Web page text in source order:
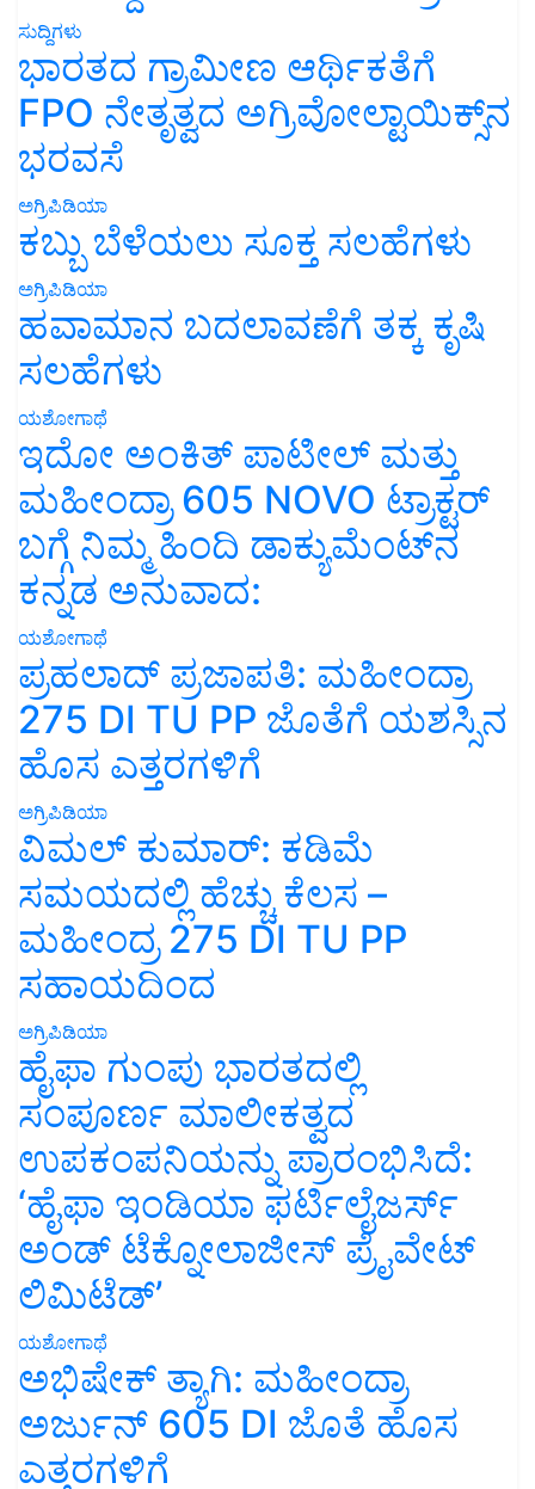
ಸುದ್ದಿಗಳು
ಭಾರತದ ಗ್ರಾಮೀಣ ಆರ್ಥಿಕತೆಗೆ
FPO ನೇತೃತ್ವದ ಅಗ್ರಿವೋಲ್ಟಾಯಿಕ್ಸ್‌ನ
ಭರವಸೆ
ಅಗ್ರಿಪಿಡಿಯಾ
ಕಬ್ಬು ಬೆಳೆಯಲು ಸೂಕ್ತ ಸಲಹೆಗಳು
ಅಗ್ರಿಪಿಡಿಯಾ
ಹವಾಮಾನ ಬದಲಾವಣೆಗೆ ತಕ್ಕ ಕೃಷಿ
ಸಲಹೆಗಳು
ಯಶೋಗಾಥೆ
ಇದೋ ಅಂಕಿತ್ ಪಾಟೀಲ್ ಮತ್ತು
ಮಹೀಂದ್ರಾ 605 NOVO ಟ್ರಾಕ್ಟರ್
ಬಗ್ಗೆ ನಿಮ್ಮ ಹಿಂದಿ ಡಾಕ್ಯುಮೆಂಟ್‌ನ
ಕನ್ನಡ ಅನುವಾದ:
ಯಶೋಗಾಥೆ
ಪ್ರಹಲಾದ್ ಪ್ರಜಾಪತಿ: ಮಹೀಂದ್ರಾ
275 DI TU PP ಜೊತೆಗೆ ಯಶಸ್ಸಿನ
ಹೊಸ ಎತ್ತರಗಳಿಗೆ
ಅಗ್ರಿಪಿಡಿಯಾ
ವಿಮಲ್ ಕುಮಾರ್: ಕಡಿಮೆ
ಸಮಯದಲ್ಲಿ ಹೆಚ್ಚು ಕೆಲಸ –
ಮಹೀಂದ್ರ 275 DI TU PP
ಸಹಾಯದಿಂದ
ಅಗ್ರಿಪಿಡಿಯಾ
ಹೈಫಾ ಗುಂಪು ಭಾರತದಲ್ಲಿ
ಸಂಪೂರ್ಣ ಮಾಲೀಕತ್ವದ
ಉಪಕಂಪನಿಯನ್ನು ಪ್ರಾರಂಭಿಸಿದೆ:
‘ಹೈಫಾ ಇಂಡಿಯಾ ಫರ್ಟಿಲೈಜರ್ಸ್
ಅಂಡ್ ಟೆಕ್ನೋಲಾಜೀಸ್ ಪ್ರೈವೇಟ್
ಲಿಮಿಟೆಡ್’
ಯಶೋಗಾಥೆ
ಅಭಿಷೇಕ್ ತ್ಯಾಗಿ: ಮಹೀಂದ್ರಾ
ಅರ್ಜುನ್ 605 DI ಜೊತೆ ಹೊಸ
ಎತ್ತರಗಳಿಗೆ